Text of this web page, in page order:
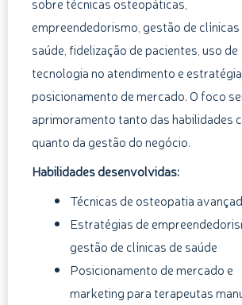
empreendedorismo, gestão de clínicas
saúde, fidelização de pacientes, uso de
tecnologia no atendimento e
posicionamento de mercado. O foco
aprimoramento tanto das habilidades
quanto da gestão do negócio.
Habilidades desenvolvidas:
Técnicas de osteopatia
Estratégias de
gestão de clínicas de saúde
Posicionamento de mercado e
marketing para terapeutas